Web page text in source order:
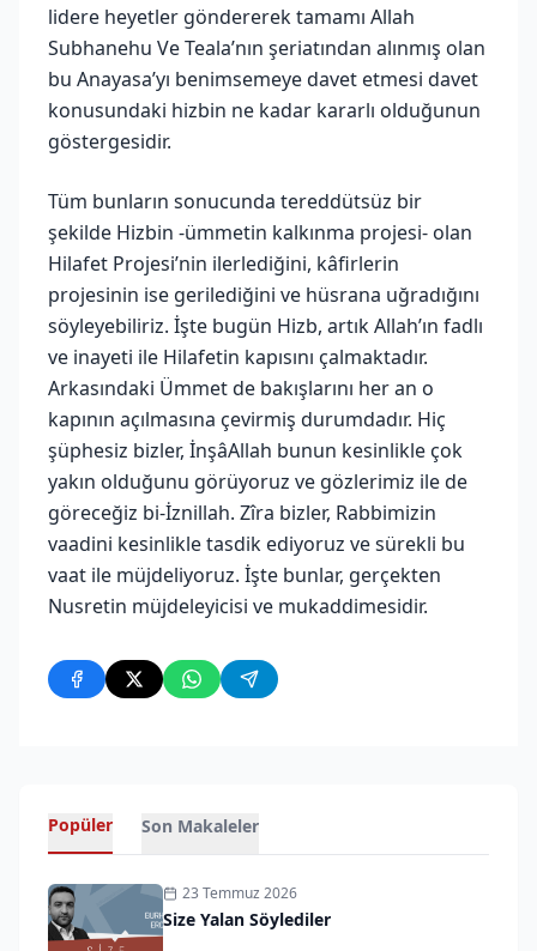
lidere heyetler göndererek tamamı Allah
Subhanehu Ve Teala’nın şeriatından alınmış olan
bu Anayasa’yı benimsemeye davet etmesi davet
konusundaki hizbin ne kadar kararlı olduğunun
göstergesidir.
Tüm bunların sonucunda tereddütsüz bir
şekilde Hizbin -ümmetin kalkınma projesi- olan
Hilafet Projesi’nin ilerlediğini, kâfirlerin
projesinin ise gerilediğini ve hüsrana uğradığını
söyleyebiliriz. İşte bugün Hizb, artık Allah’ın fadlı
ve inayeti ile Hilafetin kapısını çalmaktadır.
Arkasındaki Ümmet de bakışlarını her an o
kapının açılmasına çevirmiş durumdadır. Hiç
şüphesiz bizler, İnşâAllah bunun kesinlikle çok
yakın olduğunu görüyoruz ve gözlerimiz ile de
göreceğiz bi-İznillah. Zîra bizler, Rabbimizin
vaadini kesinlikle tasdik ediyoruz ve sürekli bu
vaat ile müjdeliyoruz. İşte bunlar, gerçekten
Nusretin müjdeleyicisi ve mukaddimesidir.
Popüler Son Makaleler
23 Temmuz 2026
Size Yalan Söylediler